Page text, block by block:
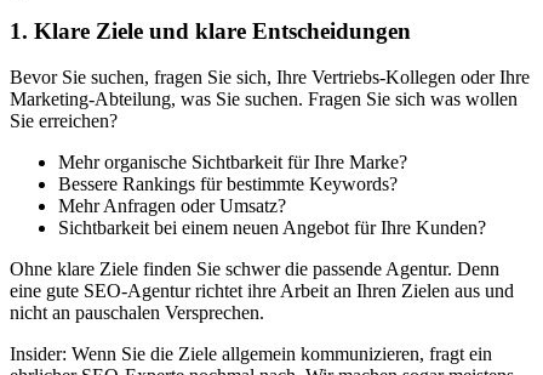
1. Klare Ziele und klare Entscheidungen
Bevor Sie suchen, fragen Sie sich, Ihre Vertriebs-Kollegen oder Ihre
Marketing-Abteilung, was Sie suchen. Fragen Sie sich was wollen
Sie erreichen?
Mehr organische Sichtbarkeit für Ihre Marke?
Bessere Rankings für bestimmte Keywords?
Mehr Anfragen oder Umsatz?
Sichtbarkeit bei einem neuen Angebot für Ihre Kunden?
Ohne klare Ziele finden Sie schwer die passende Agentur. Denn
eine gute SEO-Agentur richtet ihre Arbeit an Ihren Zielen aus und
nicht an pauschalen Versprechen.
Insider: Wenn Sie die Ziele allgemein kommunizieren, fragt ein